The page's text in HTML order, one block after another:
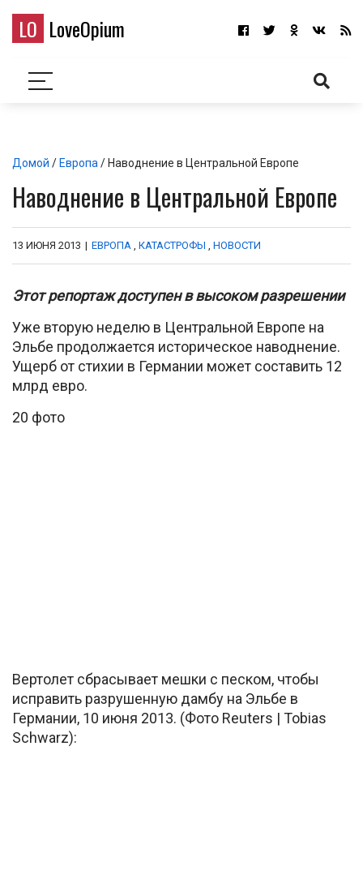
LO LoveOpium
Домой / Европа / Наводнение в Центральной Европе
Наводнение в Центральной Европе
13 ИЮНЯ 2013 | ЕВРОПА , КАТАСТРОФЫ , НОВОСТИ
Этот репортаж доступен в высоком разрешении
Уже вторую неделю в Центральной Европе на
Эльбе продолжается историческое наводнение.
Ущерб от стихии в Германии может составить 12
млрд евро.
20 фото
Вертолет сбрасывает мешки с песком, чтобы
исправить разрушенную дамбу на Эльбе в
Германии, 10 июня 2013. (Фото Reuters | Tobias
Schwarz):